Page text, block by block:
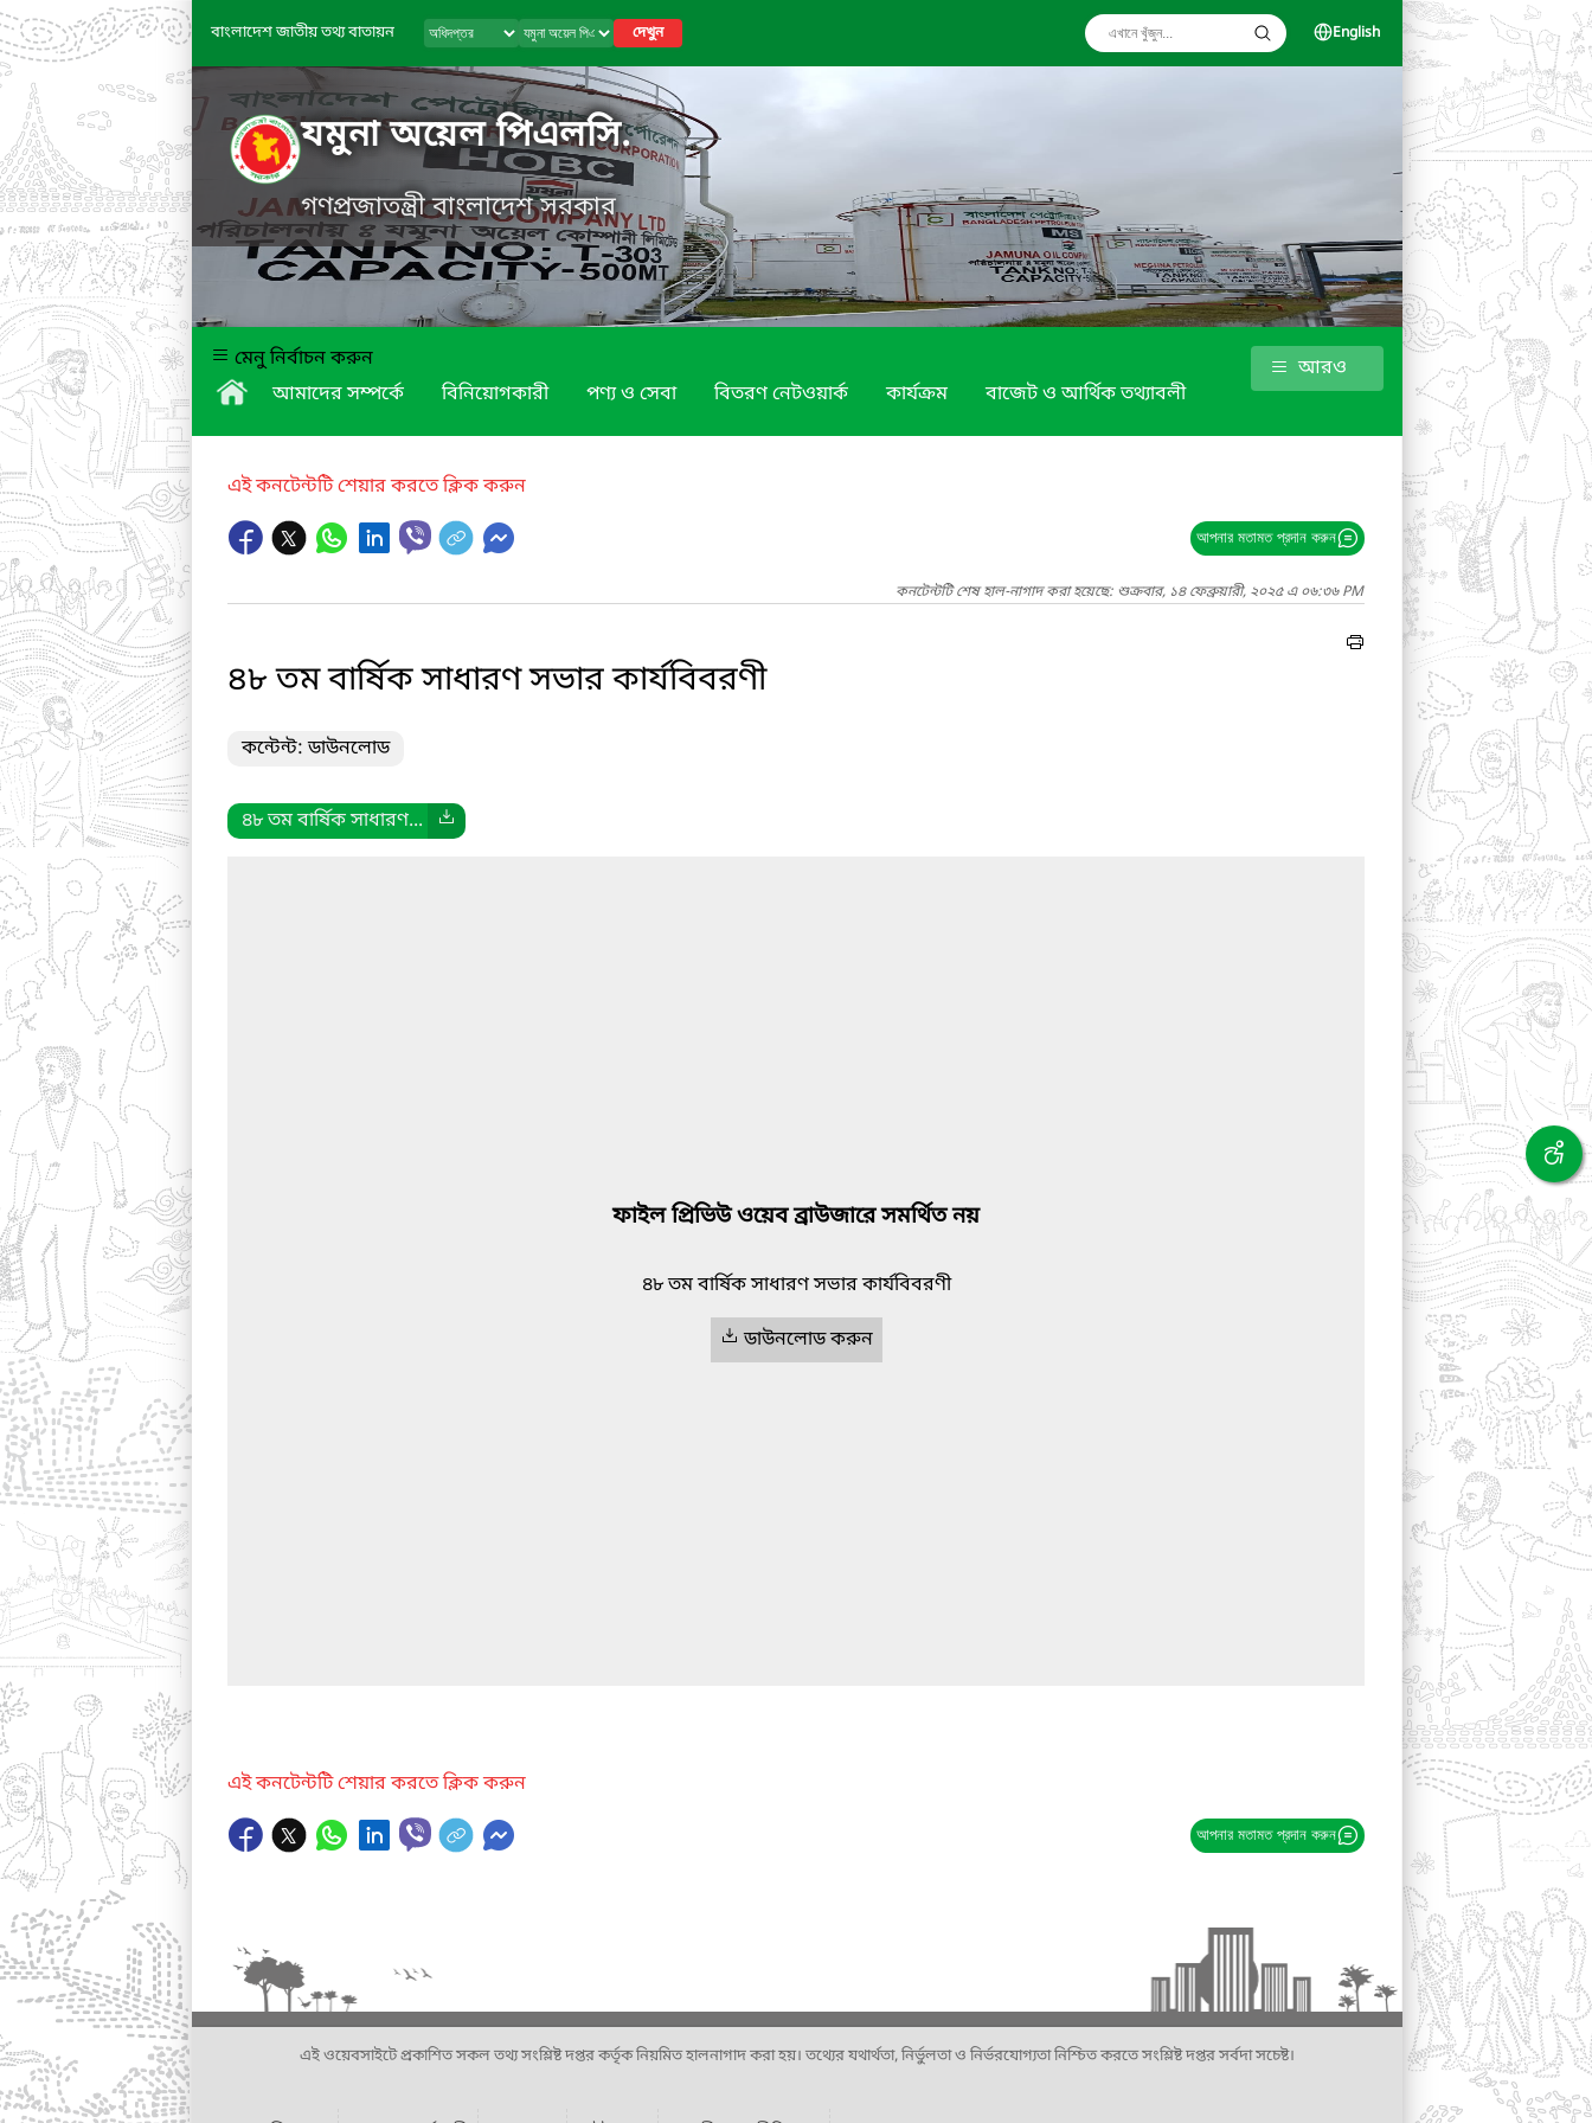
বাংলাদেশ জাতীয় তথ্য বাতায়ন দেখুন English
যমুনা অয়েল পিএলসি.
গণপ্রজাতন্ত্রী বাংলাদেশ সরকার
মেনু নির্বাচন করুন
আমাদের সম্পর্কে
বিনিয়োগকারী পণ্য ও সেবা বিতরণ নেটওয়ার্ক কার্যক্রম বাজেট ও আর্থিক তথ্যাবলী
আরও
এই কনটেন্টটি শেয়ার করতে ক্লিক করুন
আপনার মতামত প্রদান করুন
কনটেন্টটি শেষ হাল-নাগাদ করা হয়েছে: শুক্রবার, ১৪ ফেব্রুয়ারী, ২০২৫ এ ০৬:৩৬ PM
৪৮ তম বার্ষিক সাধারণ সভার কার্যবিবরণী
কন্টেন্ট: ডাউনলোড
৪৮ তম বার্ষিক সাধারণ...
ফাইল প্রিভিউ ওয়েব ব্রাউজারে সমর্থিত নয়
৪৮ তম বার্ষিক সাধারণ সভার কার্যবিবরণী
ডাউনলোড করুন
এই কনটেন্টটি শেয়ার করতে ক্লিক করুন
আপনার মতামত প্রদান করুন
এই ওয়েবসাইটে প্রকাশিত সকল তথ্য সংশ্লিষ্ট দপ্তর কর্তৃক নিয়মিত হালনাগাদ করা হয়। তথ্যের যথার্থতা, নির্ভুলতা ও নির্ভরযোগ্যতা নিশ্চিত করতে সংশ্লিষ্ট দপ্তর সর্বদা সচেষ্ট।